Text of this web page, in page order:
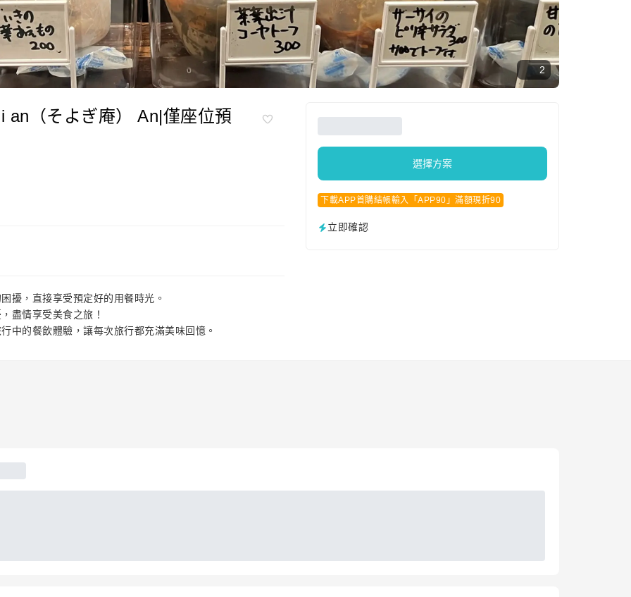
2
（そよぎ庵） An|僅座位預
擾，直接享受預定好的用餐時光。
盡情享受美食之旅！
中的餐飲體驗，讓每次旅行都充滿美味回憶。
選擇方案
下載APP首購結帳輸入「APP90」滿額現折90
立即確認